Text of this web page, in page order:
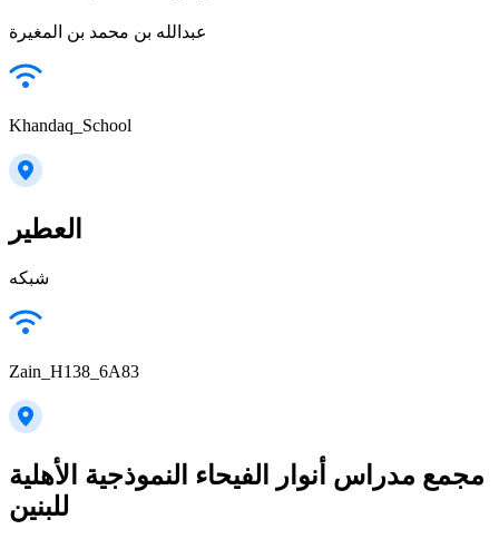
عبدالله بن محمد بن المغيرة
Khandaq_School
العطير
شبكه
Zain_H138_6A83
مجمع مدراس أنوار الفيحاء النموذجية الأهلية
للبنين